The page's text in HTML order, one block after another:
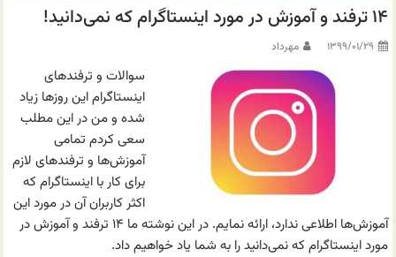
۱۴ ترفند و آموزش در مورد اینستاگرام که نمی‌دانید!
۱۳۹۹/۰۱/۲۹ مهرداد
سوالات و ترفندهای
اینستاگرام این روزها زیاد
شده و من در این مطلب
سعی کردم تمامی
آموزش‌ها و ترفندهای لازم
برای کار با اینستاگرام که
اکثر کاربران آن در مورد این
آموزش‌ها اطلاعی ندارد، ارائه نمایم. در این نوشته ما ۱۴ ترفند و آموزش در
مورد اینستاگرام که نمی‌دانید را به شما یاد خواهیم داد.